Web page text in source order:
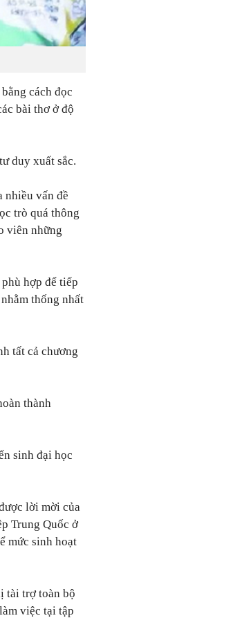
cách đọc
bài thơ ở độ
duy xuất sắc.
nhiều vấn đề
trò quá thông
viên những
hợp để tiếp
thống nhất
tất cả chương
thành
sinh đại học
lời mời của
Trung Quốc ở
mức sinh hoạt
tài trợ toàn bộ
việc tại tập